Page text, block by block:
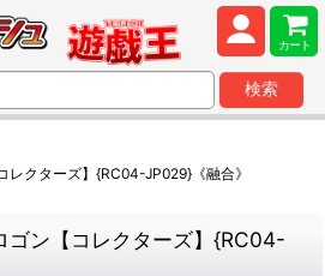
カート
検索
レクターズ】{RC04-JP029}《融合》
ゴン【コレクターズ】{RC04-